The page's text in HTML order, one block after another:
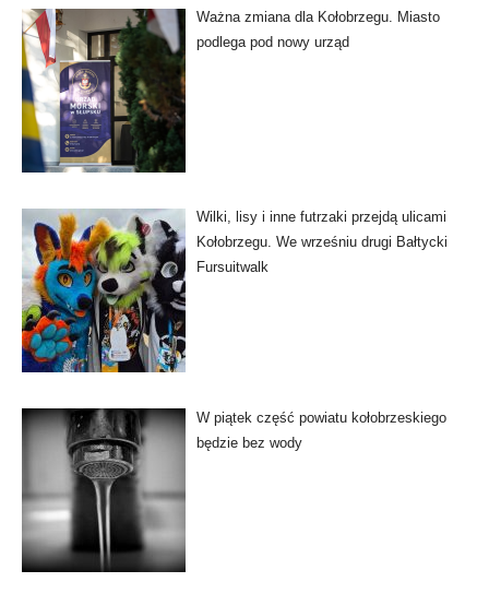
Ważna zmiana dla Kołobrzegu. Miasto
podlega pod nowy urząd
Wilki, lisy i inne futrzaki przejdą ulicami
Kołobrzegu. We wrześniu drugi Bałtycki
Fursuitwalk
W piątek część powiatu kołobrzeskiego
będzie bez wody